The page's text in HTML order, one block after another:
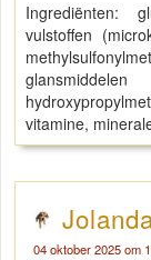
Ingrediënten:
vulstoffen
vitamine,
04 oktober 2025 om